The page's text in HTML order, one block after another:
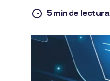
5 min de lectura